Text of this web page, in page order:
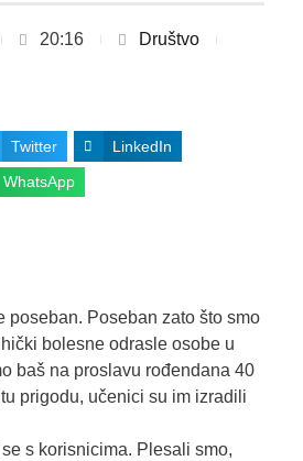
20:16
Društvo
Twitter LinkedIn
WhatsApp
poseban. Poseban zato što smo
bolesne odrasle osobe u
baš na proslavu rođendana 40
prigodu, učenici su im izradili
s korisnicima. Plesali smo,